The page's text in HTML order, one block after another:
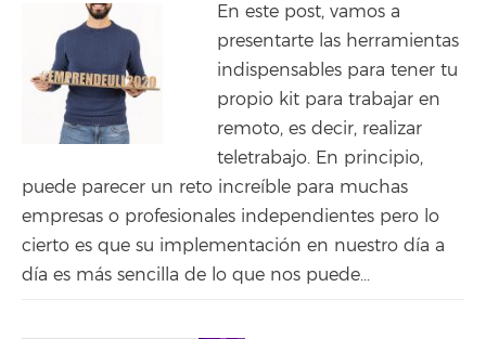
En este post, vamos a
presentarte las herramientas
indispensables para tener tu
propio kit para trabajar en
remoto, es decir, realizar
teletrabajo. En principio,
puede parecer un reto increíble para muchas
empresas o profesionales independientes pero lo
cierto es que su implementación en nuestro día a
día es más sencilla de lo que nos puede...